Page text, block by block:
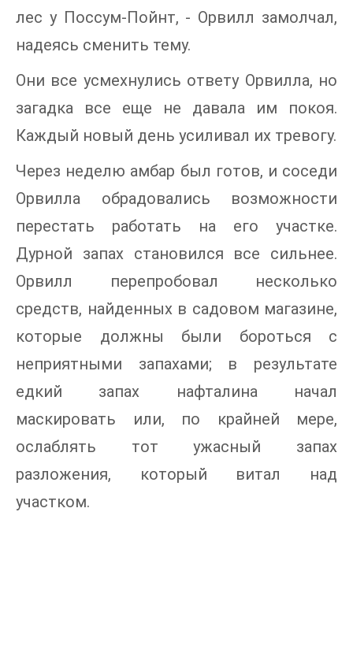
лес у Поссум-Пойнт, - Орвилл замолчал,
надеясь сменить тему.
Они все усмехнулись ответу Орвилла, но
загадка все еще не давала им покоя.
Каждый новый день усиливал их тревогу.
Через неделю амбар был готов, и соседи
Орвилла обрадовались возможности
перестать работать на его участке.
Дурной запах становился все сильнее.
Орвилл перепробовал несколько
средств, найденных в садовом магазине,
которые должны были бороться с
неприятными запахами; в результате
едкий запах нафталина начал
маскировать или, по крайней мере,
ослаблять тот ужасный запах
разложения, который витал над
участком.